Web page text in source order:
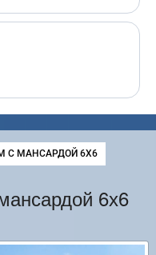
С МАНСАРДОЙ 6Х6
6х6